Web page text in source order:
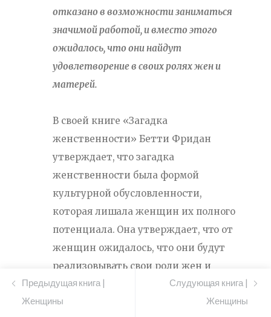
Слудующая книга |
Женщины
Предыдущая книга |
Женщины
отказано в возможности заниматься
значимой работой, и вместо этого
ожидалось, что они найдут
удовлетворение в своих ролях жен и
матерей.
В своей книге «Загадка
женственности» Бетти Фридан
утверждает, что загадка
женственности была формой
культурной обусловленности,
которая лишала женщин их полного
потенциала. Она утверждает, что от
женщин ожидалось, что они будут
реализовывать свои роли жен и
матерей, и им было отказано в
возможности заниматься значимой